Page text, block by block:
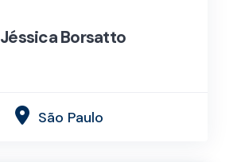
Jéssica Borsatto
São Paulo